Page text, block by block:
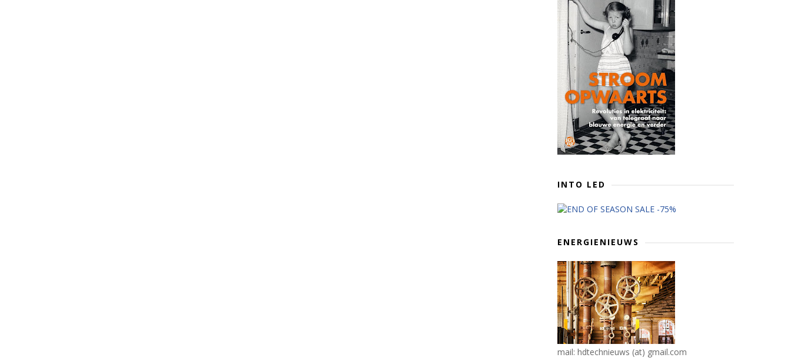
INTO LED
ENERGIENIEUWS
mail: hdtechnieuws (at) gmail.com